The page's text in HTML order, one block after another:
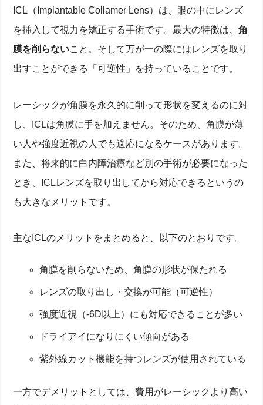
ICL（Implantable Collamer Lens）は、眼の中にレンズ
を挿入して視力を矯正する手術です。最大の特徴は、角
膜を削らないこと。そして万が一の際にはレンズを取り
出すことができる「可逆性」を持っていることです。
レーシックが角膜を永久的に削って形状を変えるのに対
し、ICLは角膜に手を加えません。そのため、角膜が薄
い人や強度近視の人でも適応になるケースがあります。
また、将来的に白内障治療など別の手術が必要になった
とき、ICLレンズを取り出してから対応できるというの
も大きなメリットです。
主なICLのメリットをまとめると、以下のとおりです。
角膜を削らないため、角膜の形状が保たれる
レンズの取り出し・交換が可能（可逆性）
強度近視（-6D以上）にも対応できることが多い
ドライアイになりにくい傾向がある
紫外線カット機能を持つレンズが使用されている
一方でデメリットとしては、費用がレーシックより高い